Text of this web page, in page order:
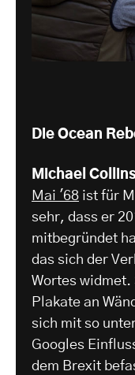
Die Ocean
Michael
Mai '68 ist für
sehr, dass er
mitbegründet
das sich der
Wortes widmet.
Plakate an
sich mit so
Googles
dem Brexit